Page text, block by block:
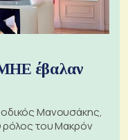
έβαλαν
Μανουσάκης,
ρόλος του Μακρόν